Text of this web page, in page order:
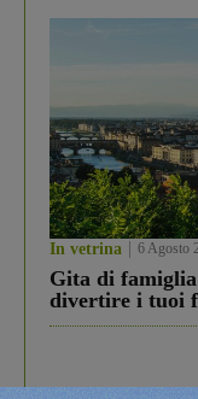
In vetrina 6 Agosto
Gita di
divertire i tuoi